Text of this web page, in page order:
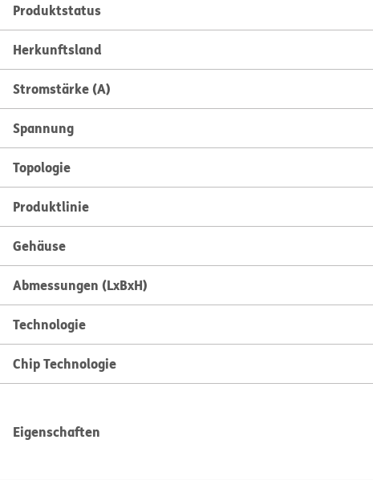
Produktstatus
Herkunftsland
Stromstärke (A)
Spannung
Topologie
Produktlinie
Gehäuse
Abmessungen (LxBxH)
Technologie
Chip Technologie
Eigenschaften